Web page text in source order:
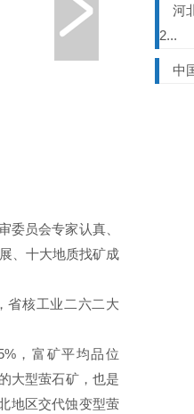
委员会专家认真、
、十大地质找矿成
省核工业二六二大
，富矿平均品位
大型萤石矿，也是
地区交代蚀变型萤
河
2...
中